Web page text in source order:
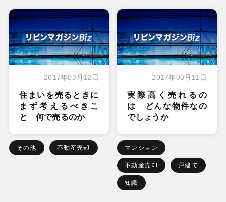
2017年03月12日
住まいを売るときに
まず考えるべきこ
と 何で売るのか
その他 不動産売却
2017年03月11日
実際高く売れるの
は どんな物件なの
でしょうか
マンション
不動産売却 戸建て
知識